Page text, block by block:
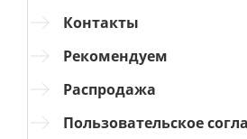
Контакты
Рекомендуем
Распродажа
Пользовательское